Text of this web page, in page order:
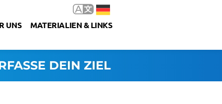
UNS MATERIALIEN & LINKS
DEIN ZIEL